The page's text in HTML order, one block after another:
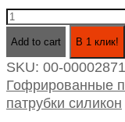
Патрубок
усиленный
d30,
l400
Add to cart В 1 клик!
SKU: 00-00002871
Гофрированные
патрубки силикон